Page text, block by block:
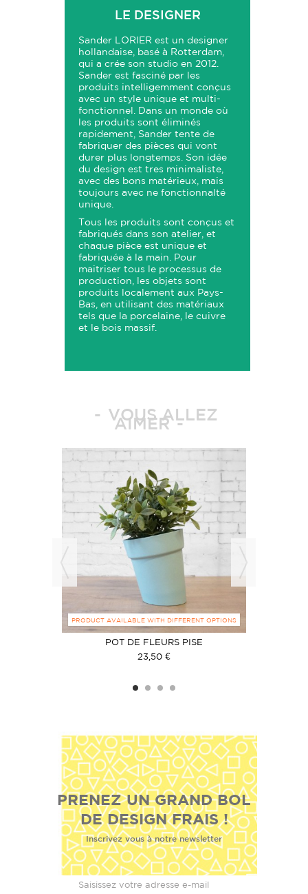
LE DESIGNER
Sander LORIER est un designer
hollandaise, basé à Rotterdam,
qui a crée son studio en 2012.
Sander est fasciné par les
produits intelligemment conçus
avec un style unique et multi-
fonctionnel. Dans un monde où
les produits sont éliminés
rapidement, Sander tente de
fabriquer des pièces qui vont
durer plus longtemps. Son idée
du design est tres minimaliste,
avec des bons matérieux, mais
toujours avec ne fonctionnalté
unique.
Tous les produits sont conçus et
fabriqués dans son atelier, et
chaque pièce est unique et
fabriquée à la main. Pour
maitriser tous le processus de
production, les objets sont
produits localement aux Pays-
Bas, en utilisant des matériaux
tels que la porcelaine, le cuivre
et le bois massif.
VOUS ALLEZ
AIMER
PRODUCT AVAILABLE WITH DIFFERENT OPTIONS
POT DE FLEURS PISE
23,50 €
PRENEZ UN GRAND BOL
DE DESIGN FRAIS !
Inscrivez vous à notre newsletter